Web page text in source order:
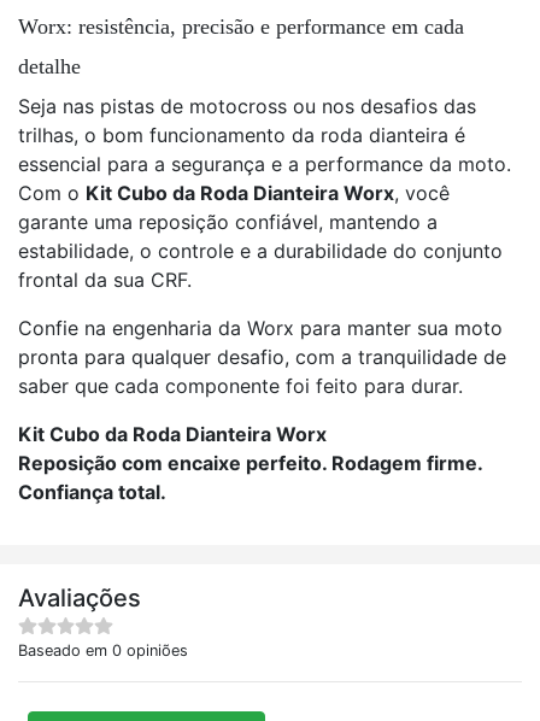
Worx: resistência, precisão e performance em cada
detalhe
Seja nas pistas de motocross ou nos desafios das
trilhas, o bom funcionamento da roda dianteira é
essencial para a segurança e a performance da moto.
Com o Kit Cubo da Roda Dianteira Worx, você
garante uma reposição confiável, mantendo a
estabilidade, o controle e a durabilidade do conjunto
frontal da sua CRF.
Confie na engenharia da Worx para manter sua moto
pronta para qualquer desafio, com a tranquilidade de
saber que cada componente foi feito para durar.
Kit Cubo da Roda Dianteira Worx
Reposição com encaixe perfeito. Rodagem firme.
Confiança total.
Avaliações
Baseado em 0 opiniões